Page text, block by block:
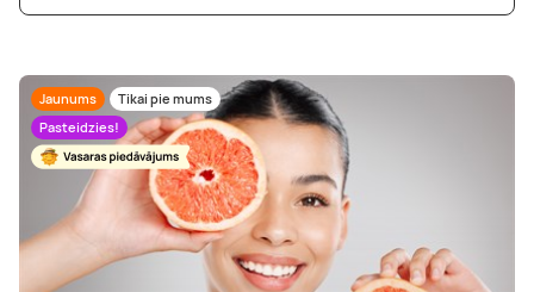
Jaunums
Tikai pie mums
Pasteidzies!